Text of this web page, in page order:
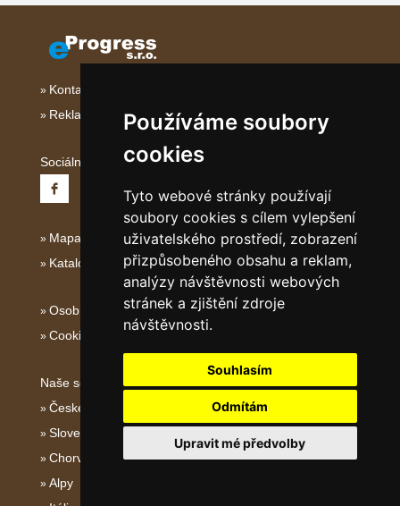
Používáme soubory
cookies
Tyto webové stránky používají
soubory cookies s cílem vylepšení
uživatelského prostředí, zobrazení
přizpůsobeného obsahu a reklam,
analýzy návštěvnosti webových
stránek a zjištění zdroje
návštěvnosti.
Souhlasím
Odmítám
Upravit mé předvolby
Kontakt
Reklama
Sociální sítě:
Mapa serveru Severní Itálie
Katalog ubytování
Osobní údaje
Cookies
Naše servery:
České hory
Slovenské hory
Chorvatsko
Alpy